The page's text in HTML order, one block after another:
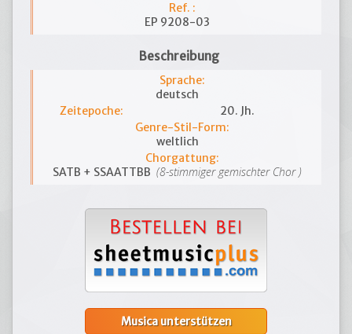
Ref. :
EP 9208-03
Beschreibung
Sprache:
deutsch
Zeitepoche:
20. Jh.
Genre-Stil-Form:
weltlich
Chorgattung:
SATB + SSAATTBB (8-stimmiger gemischter Chor )
Musica unterstützen